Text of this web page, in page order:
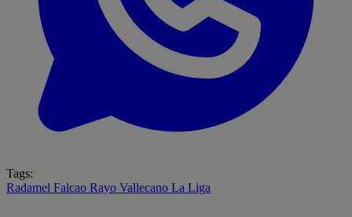
Tags:
Radamel Falcao Rayo Vallecano La Liga